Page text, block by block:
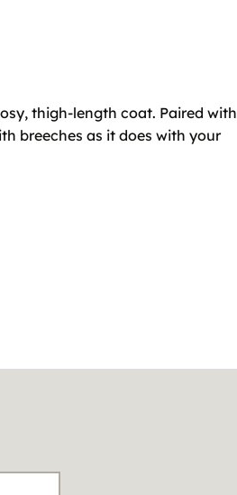
thigh-length coat. Paired with
breeches as it does with your